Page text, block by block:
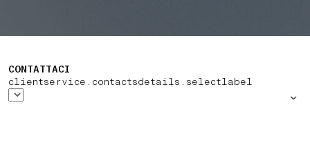
CONTATTACI
clientservice.contactsdetails.selectlabel